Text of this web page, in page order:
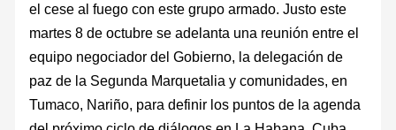
el cese al fuego con este grupo armado. Justo este
martes 8 de octubre se adelanta una reunión entre el
equipo negociador del Gobierno, la delegación de
paz de la Segunda Marquetalia y comunidades, en
Tumaco, Nariño, para definir los puntos de la agenda